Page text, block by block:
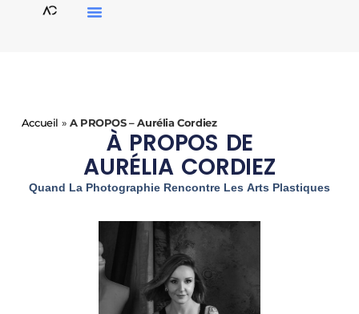
Accueil » A PROPOS – Aurélia Cordiez
À PROPOS DE
AURÉLIA CORDIEZ
Quand La Photographie Rencontre Les Arts Plastiques